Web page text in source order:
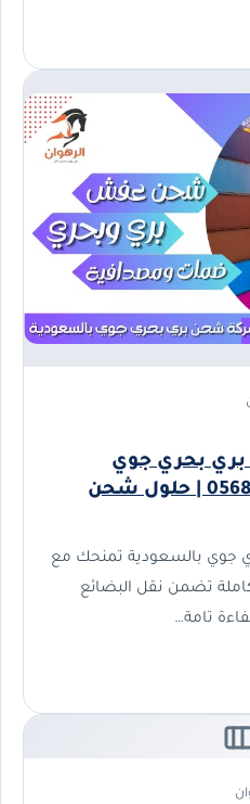
بحري جوي
بالسعودية 0568829975 | حلول شحن
بالسعودية تمنحك مع
تضمن نقل البضائع
تامة…